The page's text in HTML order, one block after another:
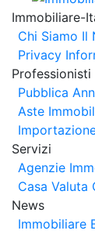
Immobiliare-
Chi Siamo Il
Privacy
Professionisti
Pubblica
Aste
Servizi
Agenzie
Casa Valuta
News
Immobiliare